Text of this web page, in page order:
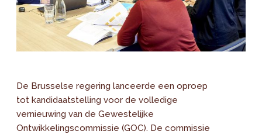
De Brusselse regering lanceerde een oproep
tot kandidaatstelling voor de volledige
vernieuwing van de Gewestelijke
Ontwikkelingscommissie (GOC). De commissie